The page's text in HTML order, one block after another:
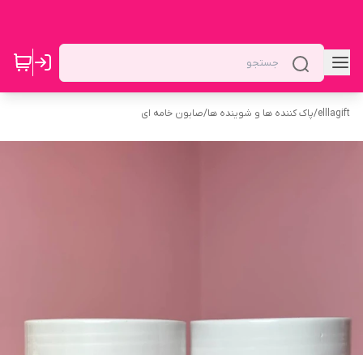
elllagift
/پاک کننده ها و شوینده ها/صابون خامه ای